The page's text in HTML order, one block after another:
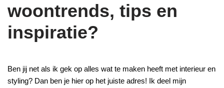
woontrends, tips en
inspiratie?
Ben jij net als ik gek op alles wat te maken heeft met interieur en
styling? Dan ben je hier op het juiste adres! Ik deel mijn